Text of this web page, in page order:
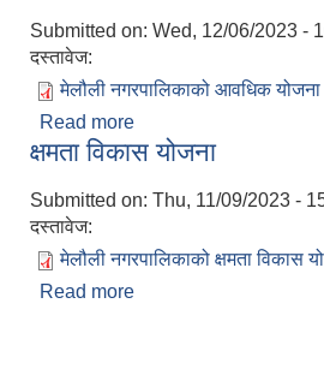
Submitted on: Wed, 12/06/2023 -
दस्तावेज:
मेलौली नगरपालिकाको आवधिक
Read more
क्षमता विकास योजना
Submitted on: Thu, 11/09/2023 -
दस्तावेज:
मेलौली नगरपालिकाको क्षमता विकास
Read more